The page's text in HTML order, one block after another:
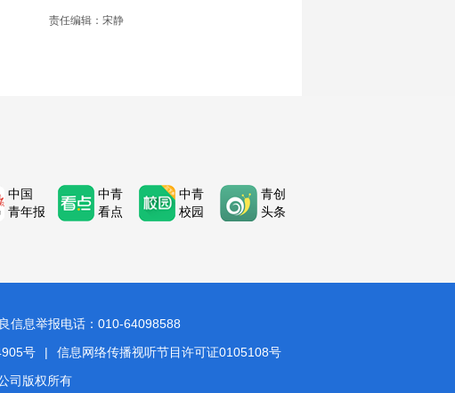
责任编辑：宋静
中国
青年报
中青
看点
中青
校园
青创
头条
信息举报电话：010-64098588
号 |
信息网络传播视听节目许可证0105108号
司版权所有